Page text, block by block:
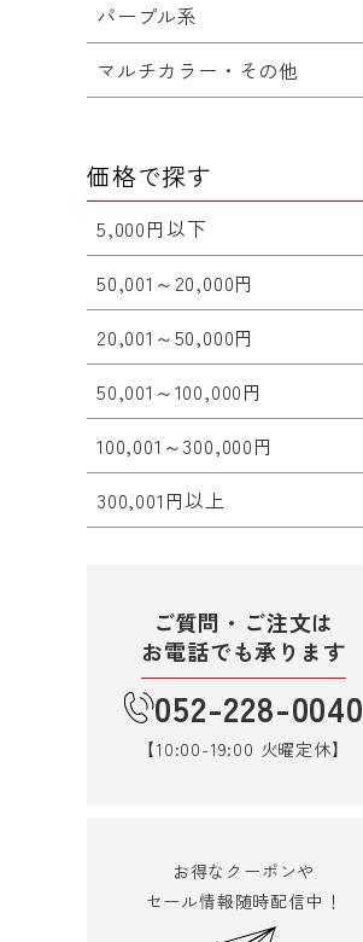
パープル系
マルチカラー・その他
価格で探す
5,000円以下
50,001～20,000円
20,001～50,000円
50,001～100,000円
100,001～300,000円
300,001円以上
ご質問・ご注文は
お電話でも承ります
052-228-0040
【10:00-19:00 火曜定休】
お得なクーポンや
セール情報随時配信中！